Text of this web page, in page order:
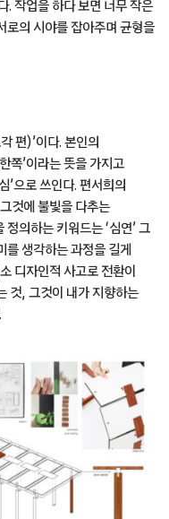
. 작업을 하다 보면 너무 작은
로의 시야를 잡아주며 균형을
편)’이다. 본인의
쪽’이라는 뜻을 가지고
’으로 쓰인다. 편서희의
것에 불빛을 다추는
의하는 키워드는 ‘심연’ 그
생각하는 과정을 길게
디자인적 사고로 전환이
것, 그것이 내가 지향하는